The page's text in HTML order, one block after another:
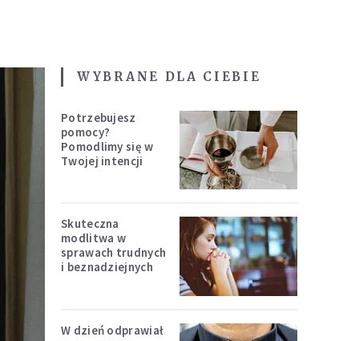
WYBRANE DLA CIEBIE
Potrzebujesz
pomocy?
Pomodlimy się w
Twojej intencji
Skuteczna
modlitwa w
sprawach trudnych
i beznadziejnych
W dzień odprawiał